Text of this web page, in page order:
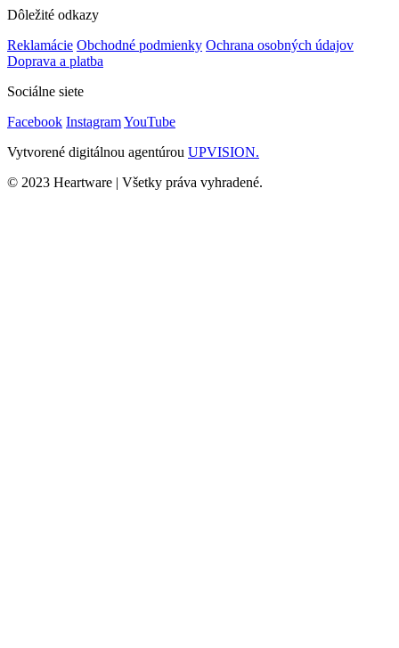
Dôležité odkazy
Reklamácie Obchodné podmienky Ochrana osobných údajov
Doprava a platba
Sociálne siete
Facebook InstagramYouTube
Vytvorené digitálnou agentúrou UPVISION.
© 2023 Heartware | Všetky práva vyhradené.